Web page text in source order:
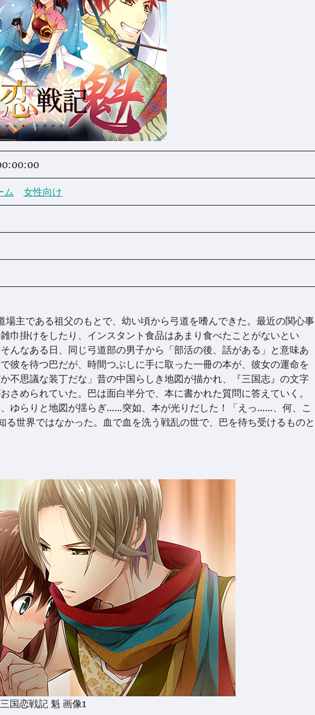
ム 女性向け
主である祖父のもとで、幼い頃から弓道を嗜んできた。最近の関心事
巾掛けをしたり、インスタント食品はあまり食べたことがないとい
んなある日、同じ弓道部の男子から「部活の後、話がある」と意味あ
彼を待つ巴だが、時間つぶしに手に取った一冊の本が、彼女の運命を
不思議な装丁だな」昔の中国らしき地図が描かれ、『三国志』の文字
さめられていた。巴は面白半分で、本に書かれた質問に答えていく。
ゆらりと地図が揺らぎ……突如、本が光りだした！「えっ……、何、こ
世界ではなかった。血で血を洗う戦乱の世で、巴を待ち受けるものと
三国恋戦記 魁 画像1